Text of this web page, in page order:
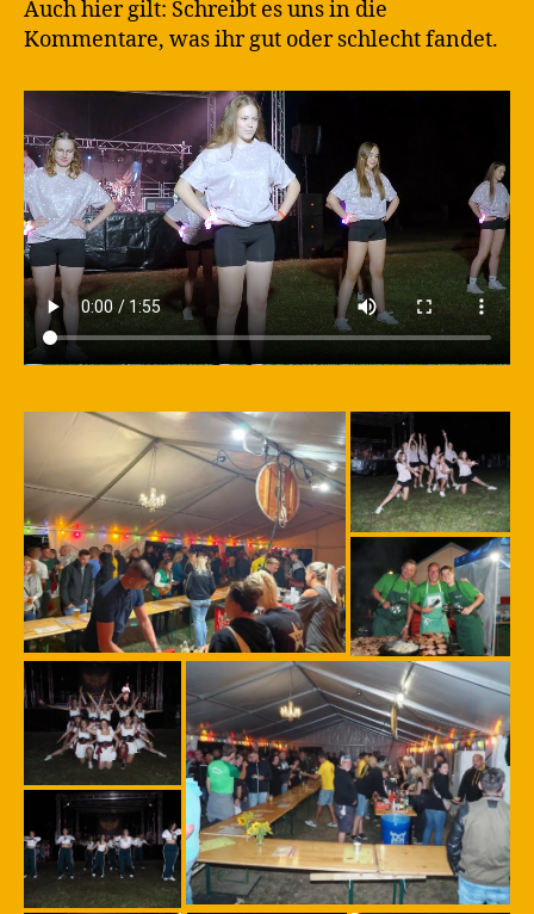
Auch hier gilt: Schreibt es uns in die
Kommentare, was ihr gut oder schlecht fandet.